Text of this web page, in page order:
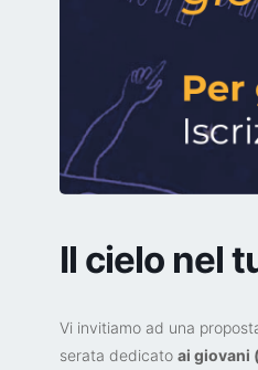
Il cielo nel
Vi invitiamo ad una
serata dedicato ai giovani